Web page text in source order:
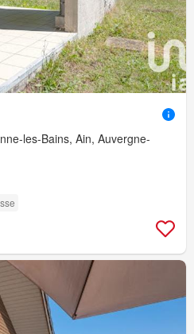
les-Bains, Ain, Auvergne-